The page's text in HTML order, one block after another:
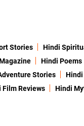
Stories Hindi
Hindi Poems
Stories
Hindi
Film Reviews
Hindi